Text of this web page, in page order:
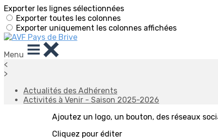
Exporter les lignes sélectionnées
Exporter toutes les colonnes
Exporter uniquement les colonnes affichées
Menu
<
>
Actualités des Adhérents
Activités à Venir - Saison 2025-2026
Ajoutez un logo, un bouton, des réseaux
Cliquez pour éditer